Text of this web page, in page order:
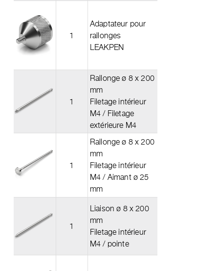
1
Adaptateur pour
rallonges
LEAKPEN
1
Rallonge ø 8 x 200
mm
Filetage intérieur
M4 / Filetage
extérieure M4
1
Rallonge ø 8 x 200
mm
Filetage intérieur
M4 / Aimant ø 25
mm
1
Liaison ø 8 x 200
mm
Filetage intérieur
M4 / pointe